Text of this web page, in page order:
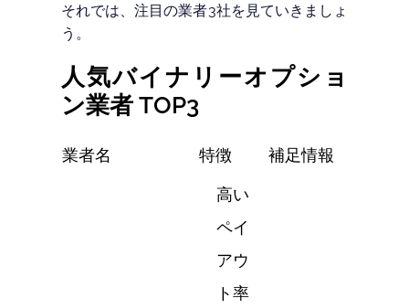
それでは、注目の業者3社を見ていきましょ
う。
人気バイナリーオプショ
ン業者 TOP3
業者名 特徴 補足情報
高い
ペイ
アウ
ト率